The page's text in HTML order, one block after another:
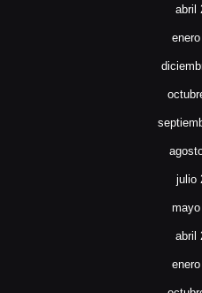
abril
julio
abril